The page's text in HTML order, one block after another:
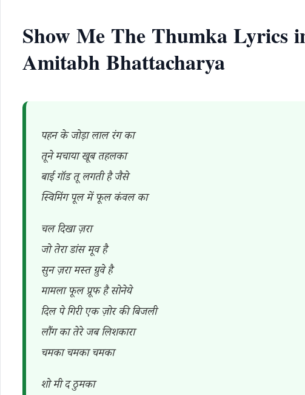
Show Me The Thumka Lyrics
Amitabh Bhattacharya
पहन के जोड़ा लाल रंग का
तूने मचाया खूब तहलका
बाई गॉड तू लगती है जैसे
स्विमिंग पूल में फूल कंवल का
चल दिखा ज़रा
जो तेरा डांस मूव है
सुन ज़रा मस्त ग्रुवे है
मामला फूल प्रूफ है सोनेये
दिल पे गिरी एक ज़ोर की बिजली
लौंग का तेरे जब लिशकारा
चमका चमका चमका
शो मी द ठुमका